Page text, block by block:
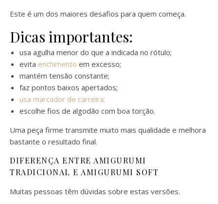
Este é um dos maiores desafios para quem começa.
Dicas importantes:
usa agulha menor do que a indicada no rótulo;
evita enchimento em excesso;
mantém tensão constante;
faz pontos baixos apertados;
usa marcador de carreira;
escolhe fios de algodão com boa torção.
Uma peça firme transmite muito mais qualidade e melhora
bastante o resultado final.
DIFERENÇA ENTRE AMIGURUMI
TRADICIONAL E AMIGURUMI SOFT
Muitas pessoas têm dúvidas sobre estas versões.